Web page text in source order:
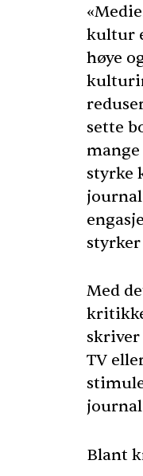
kultur
høye
sette
styrke
Med
TV
Blant